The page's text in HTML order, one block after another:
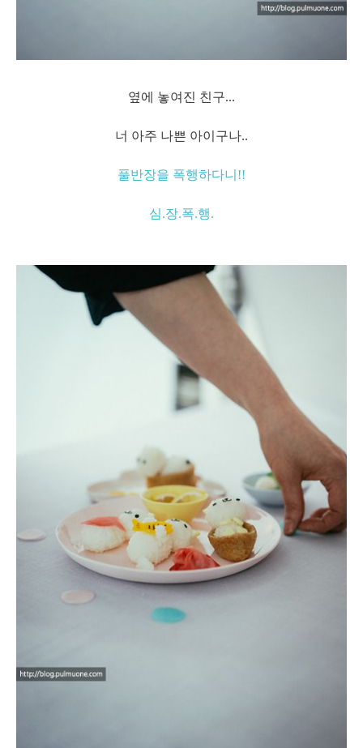
옆에 놓여진 친구...
너 아주 나쁜 아이구나..
풀반장을 폭행하다니!!
심.장.폭.행.